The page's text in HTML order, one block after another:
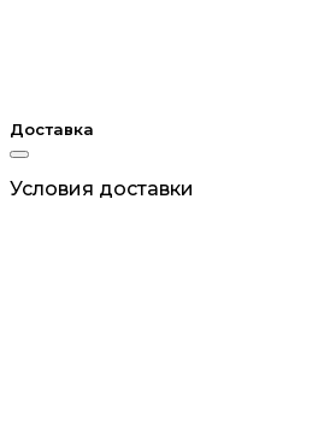
Доставка
Условия доставки